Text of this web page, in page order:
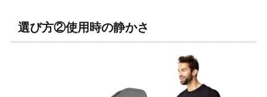
選び方②使用時の静かさ